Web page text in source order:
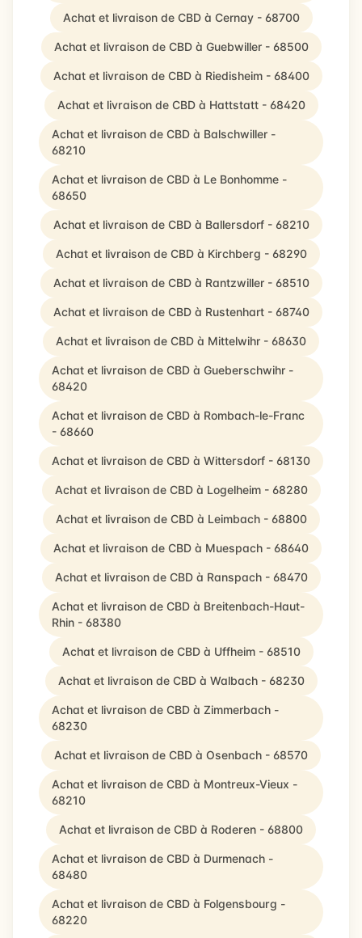
Achat et livraison de CBD à Cernay - 68700
Achat et livraison de CBD à Guebwiller - 68500
Achat et livraison de CBD à Riedisheim - 68400
Achat et livraison de CBD à Hattstatt - 68420
Achat et livraison de CBD à Balschwiller -
68210
Achat et livraison de CBD à Le Bonhomme -
68650
Achat et livraison de CBD à Ballersdorf - 68210
Achat et livraison de CBD à Kirchberg - 68290
Achat et livraison de CBD à Rantzwiller - 68510
Achat et livraison de CBD à Rustenhart - 68740
Achat et livraison de CBD à Mittelwihr - 68630
Achat et livraison de CBD à Gueberschwihr -
68420
Achat et livraison de CBD à Rombach-le-Franc
- 68660
Achat et livraison de CBD à Wittersdorf - 68130
Achat et livraison de CBD à Logelheim - 68280
Achat et livraison de CBD à Leimbach - 68800
Achat et livraison de CBD à Muespach - 68640
Achat et livraison de CBD à Ranspach - 68470
Achat et livraison de CBD à Breitenbach-Haut-
Rhin - 68380
Achat et livraison de CBD à Uffheim - 68510
Achat et livraison de CBD à Walbach - 68230
Achat et livraison de CBD à Zimmerbach -
68230
Achat et livraison de CBD à Osenbach - 68570
Achat et livraison de CBD à Montreux-Vieux -
68210
Achat et livraison de CBD à Roderen - 68800
Achat et livraison de CBD à Durmenach -
68480
Achat et livraison de CBD à Folgensbourg -
68220